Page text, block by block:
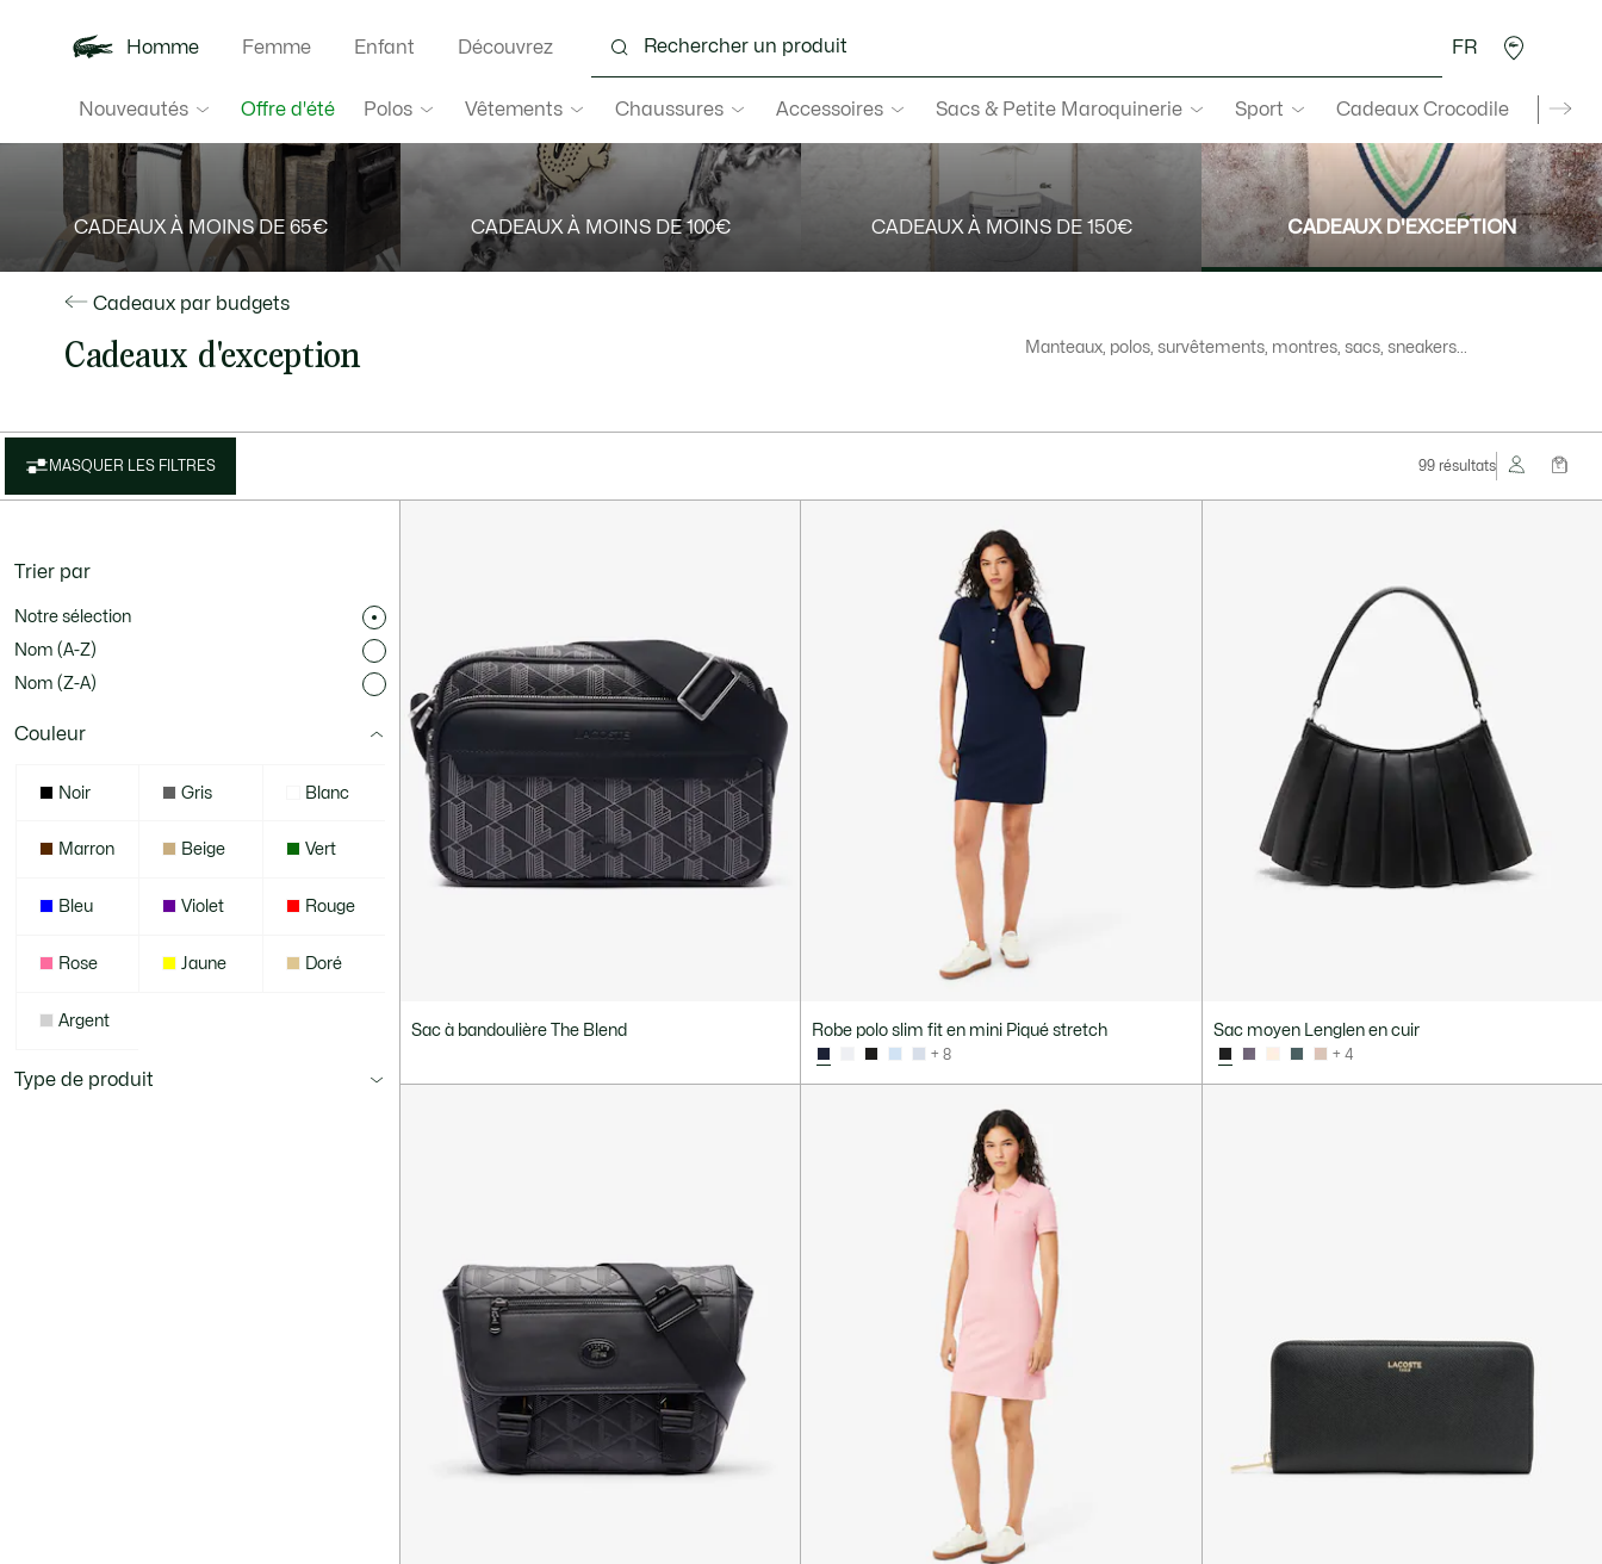
Homme
Nouveautés Offre d'été Polos Vêtements Chaussures Accessoires Sacs & Petite Maroquinerie Sport Cadeaux Crocodile
Femme Enfant Découvrez FR
CADEAUX À MOINS DE 65€ CADEAUX À MOINS DE 100€ CADEAUX À MOINS DE 150€ CADEAUX D'EXCEPTION
Cadeaux par budgets
Cadeaux d'exception Manteaux, polos, survêtements, montres, sacs, sneakers...
MASQUER LES FILTRES 99 résultats
Trier par
Notre sélection
Nom (A-Z)
Nom (Z-A)
Couleur
Noir Gris Blanc
Marron Beige Vert
Bleu Violet Rouge
Rose Jaune Doré
Argent
Type de produit
Sac à bandoulière The Blend Robe polo slim fit en mini Piqué stretch
+ 8
Sac moyen Lenglen en cuir
+ 4